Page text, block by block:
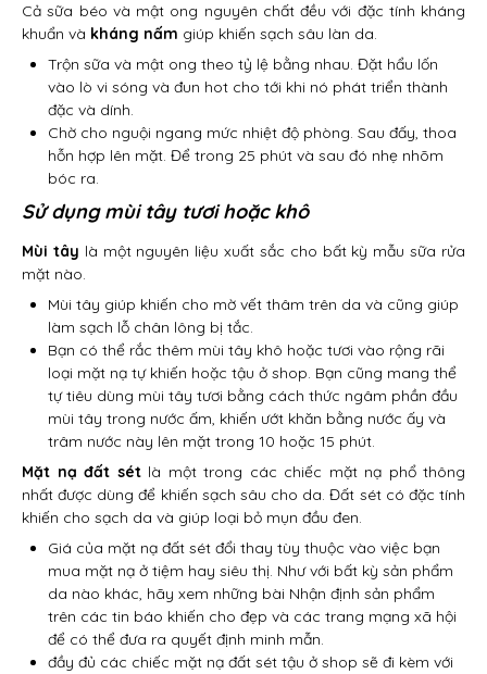
Cả sữa béo và mật ong nguyên chất đều với đặc tính kháng
khuẩn và kháng nấm giúp khiến sạch sâu làn da.
Trộn sữa và mật ong theo tỷ lệ bằng nhau. Đặt hẩu lốn
vào lò vi sóng và đun hot cho tới khi nó phát triển thành
đặc và dính.
Chờ cho nguội ngang mức nhiệt độ phòng. Sau đấy, thoa
hỗn hợp lên mặt. Để trong 25 phút và sau đó nhẹ nhõm
bóc ra.
Sử dụng mùi tây tươi hoặc khô
Mùi tây là một nguyên liệu xuất sắc cho bất kỳ mẫu sữa rửa
mặt nào.
Mùi tây giúp khiến cho mờ vết thâm trên da và cũng giúp
làm sạch lỗ chân lông bị tắc.
Bạn có thể rắc thêm mùi tây khô hoặc tươi vào rộng rãi
loại mặt nạ tự khiến hoặc tậu ở shop. Bạn cũng mang thể
tự tiêu dùng mùi tây tươi bằng cách thức ngâm phần đầu
mùi tây trong nước ấm, khiến ướt khăn bằng nước ấy và
trâm nước này lên mặt trong 10 hoặc 15 phút.
Mặt nạ đất sétlà một trong các chiếc mặt nạ phổ thông
nhất được dùng để khiến sạch sâu cho da. Đất sét có đặc tính
khiến cho sạch da và giúp loại bỏ mụn đầu đen.
Giá của mặt nạ đất sét đổi thay tùy thuộc vào việc bạn
mua mặt nạ ở tiệm hay siêu thị. Như với bất kỳ sản phẩm
da nào khác, hãy xem những bài Nhận định sản phẩm
trên các tin báo khiến cho đẹp và các trang mạng xã hội
để có thể đưa ra quyết định minh mẫn.
đầy đủ các chiếc mặt nạ đất sét tậu ở shop sẽ đi kèm với